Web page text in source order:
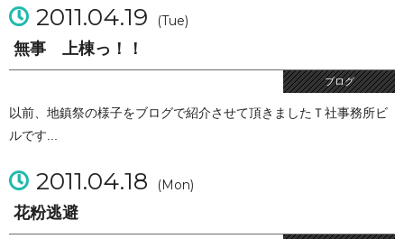
2011.04.19 (Tue)
無事 上棟っ！！
ブログ
以前、地鎮祭の様子をブログで紹介させて頂きましたＴ社事務所ビ
ルです...
2011.04.18 (Mon)
花粉逃避